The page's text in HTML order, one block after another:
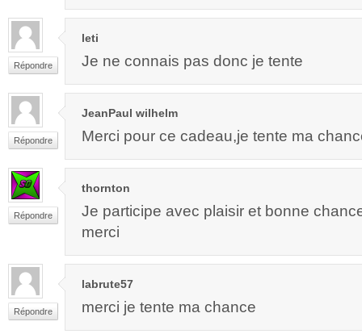
Répondre
leti
Je ne connais pas donc je tente
Répondre
JeanPaul wilhelm
Merci pour ce cadeau,je tente ma
Répondre
thornton
Je participe avec plaisir et bonne
merci
Répondre
labrute57
merci je tente ma chance